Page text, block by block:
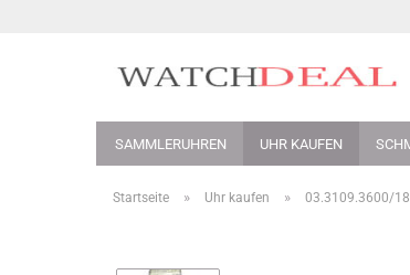
SAMMLERUHREN UHR KAUFEN
Startseite » Uhr kaufen » 03.3109.3600/